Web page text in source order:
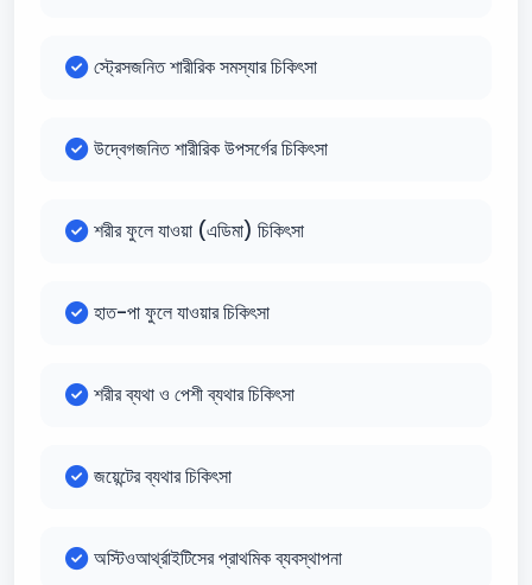
স্ট্রেসজনিত শারীরিক সমস্যার চিকিৎসা
উদ্বেগজনিত শারীরিক উপসর্গের চিকিৎসা
শরীর ফুলে যাওয়া (এডিমা) চিকিৎসা
হাত-পা ফুলে যাওয়ার চিকিৎসা
শরীর ব্যথা ও পেশী ব্যথার চিকিৎসা
জয়েন্টের ব্যথার চিকিৎসা
অস্টিওআর্থ্রাইটিসের প্রাথমিক ব্যবস্থাপনা